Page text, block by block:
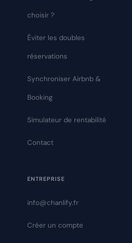
choisir ?
Éviter les doubles
réservations
Synchroniser Airbnb &
Booking
Simulateur de rentabilité
Contact
ENTREPRISE
info@chanlify.fr
Créer un compte